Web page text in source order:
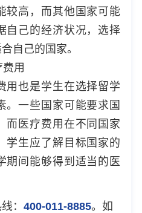
较高，而其他国家可能
自己的经济状况，选择
自己的国家。
用
也是学生在选择留学
。一些国家可能要求国
而医疗费用在不同国家
学生应了解目标国家的
期间能够得到适当的医
： 400-011-8885。如